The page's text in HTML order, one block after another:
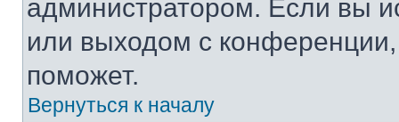
администратором. Если вы
или выходом с
поможет.
Вернуться к началу